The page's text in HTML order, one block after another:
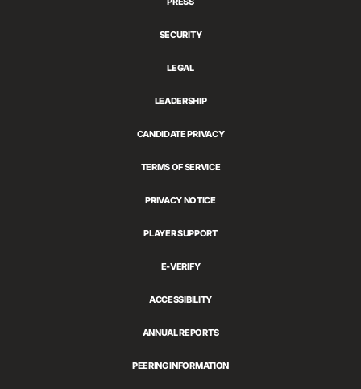
SECURITY
LEGAL
LEADERSHIP
CANDIDATE PRIVACY
TERMS OF SERVICE
PRIVACY NOTICE
PLAYER SUPPORT
E-VERIFY
ACCESSIBILITY
ANNUAL REPORTS
PEERING INFORMATION